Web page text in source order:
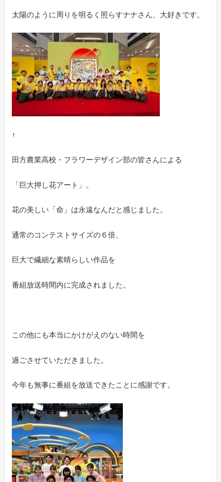
太陽のように周りを明るく照らすナナさん、大好きです。
↑
田方農業高校・フラワーデザイン部の皆さんによる
「巨大押し花アート」。
花の美しい「命」は永遠なんだと感じました。
通常のコンテストサイズの６倍、
巨大で繊細な素晴らしい作品を
番組放送時間内に完成されました。
この他にも本当にかけがえのない時間を
過ごさせていただきました。
今年も無事に番組を放送できたことに感謝です。